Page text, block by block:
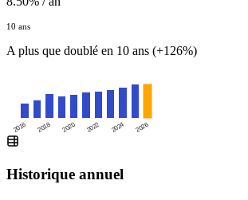
10 ans
A plus que doublé en 10 ans (+126%)
2016 2018 2020 2022 2024 2026
Historique annuel